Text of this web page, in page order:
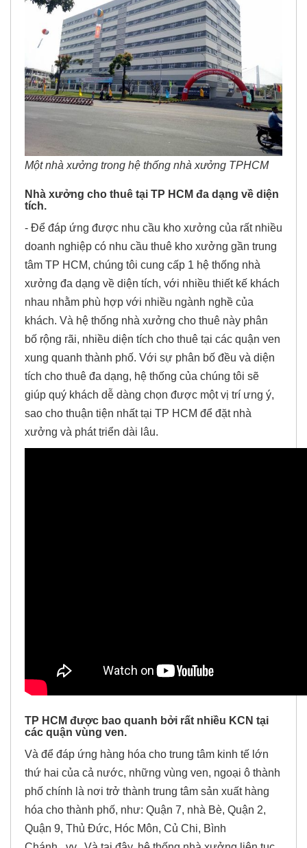
Một nhà xưởng trong hệ thống nhà xưởng TPHCM
Nhà xưởng cho thuê tại TP HCM đa dạng về diện
tích.
- Để đáp ứng được nhu cầu kho xưởng của rất nhiều
doanh nghiệp có nhu cầu thuê kho xưởng gần trung
tâm TP HCM, chúng tôi cung cấp 1 hệ thống nhà
xưởng đa dạng về diện tích, với nhiều thiết kế khách
nhau nhằm phù hợp với nhiều ngành nghề của
khách. Và hệ thống nhà xưởng cho thuê này phân
bố rộng rãi, nhiều diện tích cho thuê tại các quận ven
xung quanh thành phố. Với sự phân bố đều và diện
tích cho thuê đa dạng, hệ thống của chúng tôi sẽ
giúp quý khách dễ dàng chọn được một vị trí ưng ý,
sao cho thuận tiện nhất tại TP HCM để đặt nhà
xưởng và phát triển dài lâu.
TP HCM được bao quanh bởi rất nhiều KCN tại
các quận vùng ven.
Và để đáp ứng hàng hóa cho trung tâm kinh tế lớn
thứ hai của cả nước, những vùng ven, ngoại ô thành
phố chính là nơi trở thành trung tâm sản xuất hàng
hóa cho thành phố, như: Quận 7, nhà Bè, Quận 2,
Quận 9, Thủ Đức, Hóc Môn, Củ Chi, Bình